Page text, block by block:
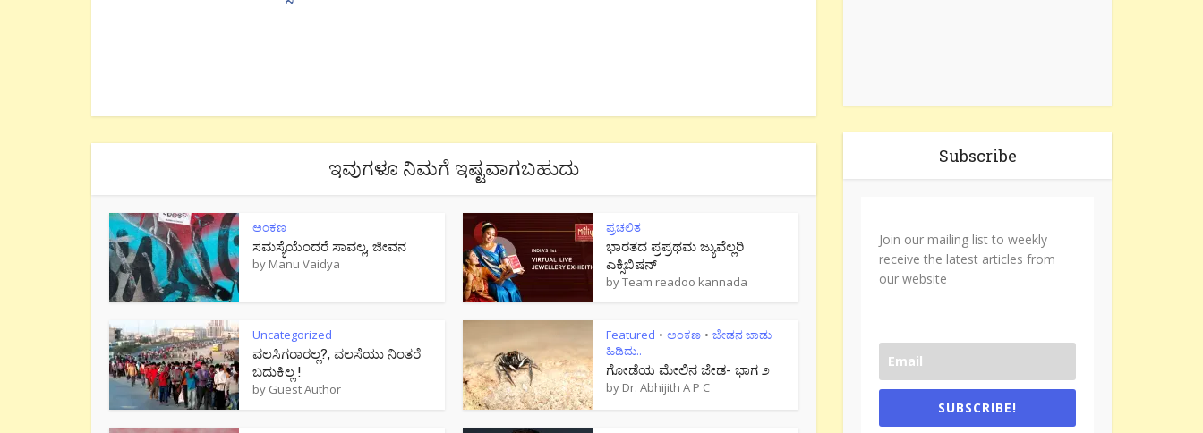
ಇವುಗಳೂ ನಿಮಗೆ ಇಷ್ಟವಾಗಬಹುದು
ಅಂಕಣ
ಸಮಸ್ಯೆಯೆಂದರೆ ಸಾವಲ್ಲ, ಜೀವನ
by Manu Vaidya
ಪ್ರಚಲಿತ
ಭಾರತದ ಪ್ರಪ್ರಥಮ ಜ್ಯುವೆಲ್ಲರಿ
ಎಕ್ಸಿಬಿಷನ್
byTeam readoo kannada
Uncategorized
ವಲಸಿಗರಾರಲ್ಲ?, ವಲಸೆಯು ನಿಂತರೆ
ಬದುಕಿಲ್ಲ !
by Guest Author
Featured • ಅಂಕಣ • ಜೇಡನ ಜಾಡು
ಹಿಡಿದು..
ಗೋಡೆಯ ಮೇಲಿನ ಜೇಡ- ಭಾಗ ೨
by Dr. Abhijith A P C
Subscribe
Join our mailing list to weekly
receive the latest articles from
our website
SUBSCRIBE!